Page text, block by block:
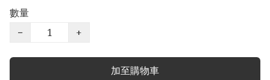
數量
−
+
加至購物車